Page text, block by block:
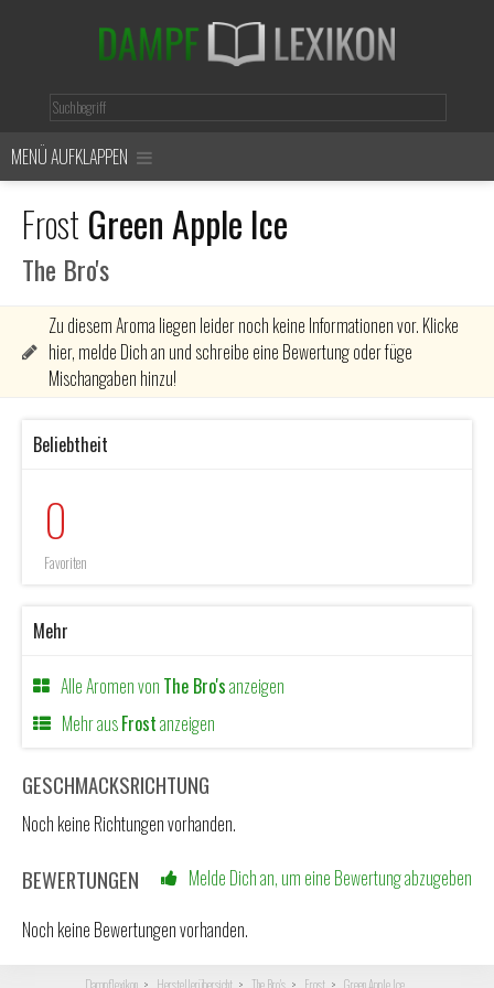
MENÜ AUFKLAPPEN
Frost Green Apple Ice
The Bro's
Zu diesem Aroma liegen leider noch keine Informationen vor. Klicke
hier, melde Dich an und schreibe eine Bewertung oder füge
Mischangaben hinzu!
GESCHMACKSRICHTUNG
Noch keine Richtungen vorhanden.
BEWERTUNGEN
Melde Dich an, um eine Bewertung abzugeben
Noch keine Bewertungen vorhanden.
Beliebtheit
0
Favoriten
Mehr
Alle Aromen von The Bro'sanzeigen
Mehr ausFrostanzeigen